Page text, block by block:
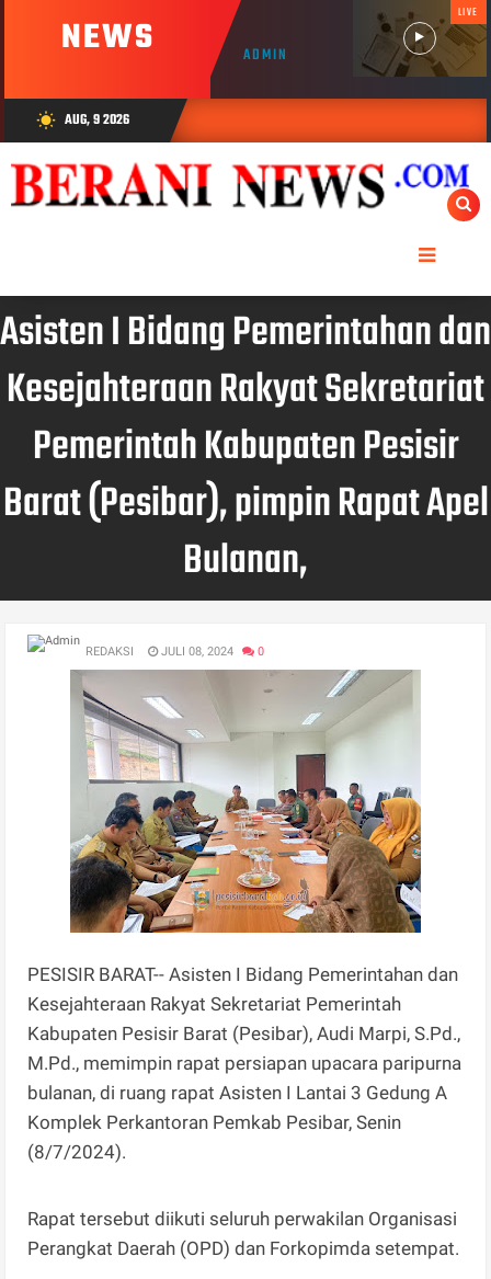
NEWS ADMIN
LIVE
wb_sunny AUG, 9 2026
Asisten I Bidang Pemerintahan dan
Kesejahteraan Rakyat Sekretariat
Pemerintah Kabupaten Pesisir
Barat (Pesibar), pimpin Rapat Apel
Bulanan,
REDAKSI JULI 08, 2024 0
PESISIR BARAT-- Asisten I Bidang Pemerintahan dan
Kesejahteraan Rakyat Sekretariat Pemerintah
Kabupaten Pesisir Barat (Pesibar), Audi Marpi, S.Pd.,
M.Pd., memimpin rapat persiapan upacara paripurna
bulanan, di ruang rapat Asisten I Lantai 3 Gedung A
Komplek Perkantoran Pemkab Pesibar, Senin
(8/7/2024).
Rapat tersebut diikuti seluruh perwakilan Organisasi
Perangkat Daerah (OPD) dan Forkopimda setempat.